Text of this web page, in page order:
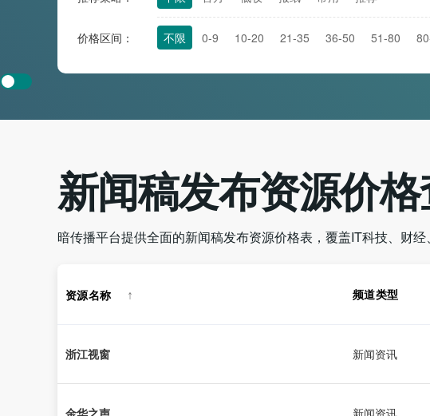
价格区间： 不限 0-9 10-20 21-35 36-50 51-80
新闻稿发布资源价
暗传播平台提供全面的新闻稿发布资源价格表，覆盖IT科技、财
资源名称 ↑ 频道类型
浙江视窗 新闻资讯
金华之声 新闻资讯